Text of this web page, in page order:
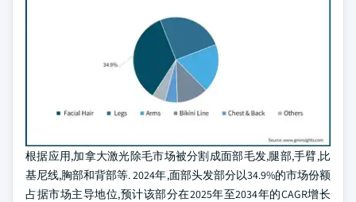
根据应用,加拿大激光除毛市场被分割成面部毛发,腿部,手臂,比
基尼线,胸部和背部等. 2024年,面部头发部分以34.9%的市场份额
占据市场主导地位,预计该部分在2025年至2034年的CAGR增长